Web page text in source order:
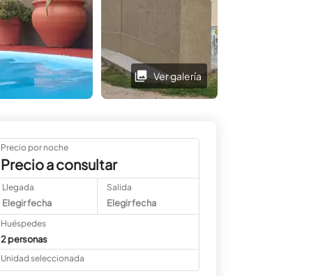
Ver galería
Ver galería
Precio por noche
Precio a consultar
Llegada
Elegir fecha
Salida
Elegir fecha
Huéspedes
2 personas
Unidad seleccionada